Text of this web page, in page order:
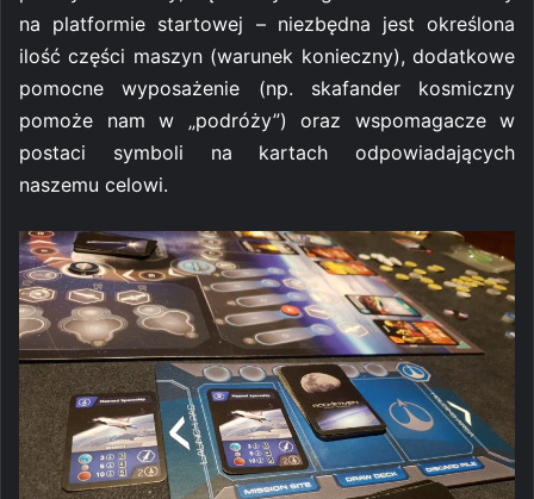
na platformie startowej – niezbędna jest określona
ilość części maszyn (warunek konieczny), dodatkowe
pomocne wyposażenie (np. skafander kosmiczny
pomoże nam w „podróży”) oraz wspomagacze w
postaci symboli na kartach odpowiadających
naszemu celowi.